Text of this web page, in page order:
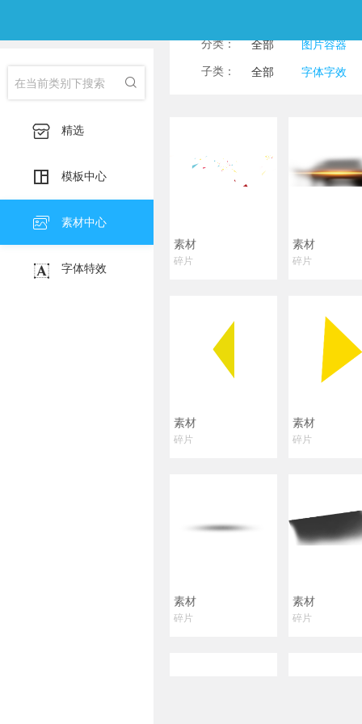

 精选
 模板中心
 素材中心
 字体特效
分类： 全部
图片容器
子类：
全部
字体字效
素材
碎片
素材
碎片
素材
碎片
素材
碎片
素材
碎片
素材
碎片